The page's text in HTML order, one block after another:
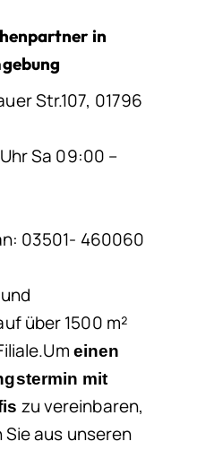
in
Str.107, 01796
Sa 09:00 –
03501- 460060
über 1500 m²
einen
mit
zu vereinbaren,
Sie aus unseren